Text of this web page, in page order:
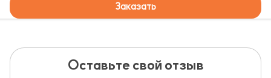
Заказать
Оставьте свой отзыв